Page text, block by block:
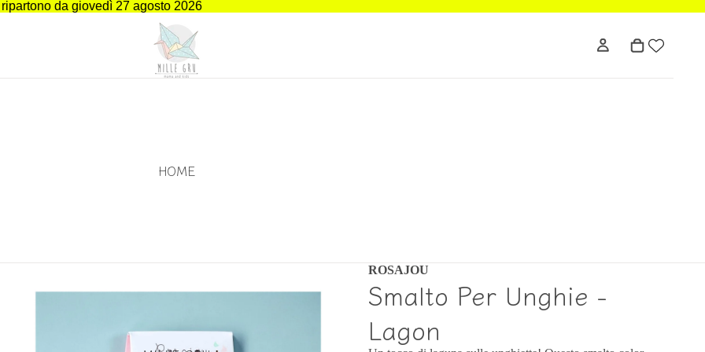
da giovedì 27 agosto 2026
HOME
ROSAJOU
Smalto Per Unghie -
Lagon